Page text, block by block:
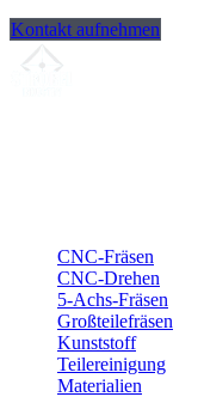
Kontakt aufnehmen
CNC-Fräsen
CNC-Drehen
5-Achs-Fräsen
Großteilefräsen
Kunststoff
Teilereinigung
Materialien